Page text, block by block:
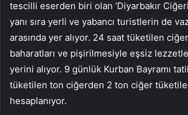
tescilli eserden biri olan ‘Diyarbakır
yanı sıra yerli ve yabancı turistlerin de
arasında yer alıyor. 24 saat tüketilen
baharatları ve pişirilmesiyle eşsiz
yerini alıyor. 9 günlük Kurban Bayramı
tüketilen ton ciğerden 2 ton ciğer
hesaplanıyor.